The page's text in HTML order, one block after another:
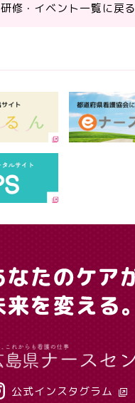
研修・イベント一覧に戻る
公式インスタグラム